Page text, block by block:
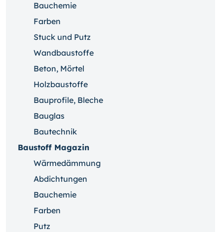
Bauchemie
Farben
Stuck und Putz
Wandbaustoffe
Beton, Mörtel
Holzbaustoffe
Bauprofile, Bleche
Bauglas
Bautechnik
Baustoff Magazin
Wärmedämmung
Abdichtungen
Bauchemie
Farben
Putz